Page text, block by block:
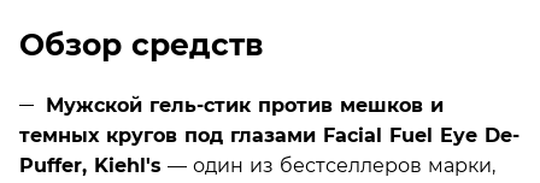
Обзор средств
Мужской гель-стик против мешков и
темных кругов под глазами Facial Fuel Eye De-
Puffer, Kiehl's — один из бестселлеров марки,